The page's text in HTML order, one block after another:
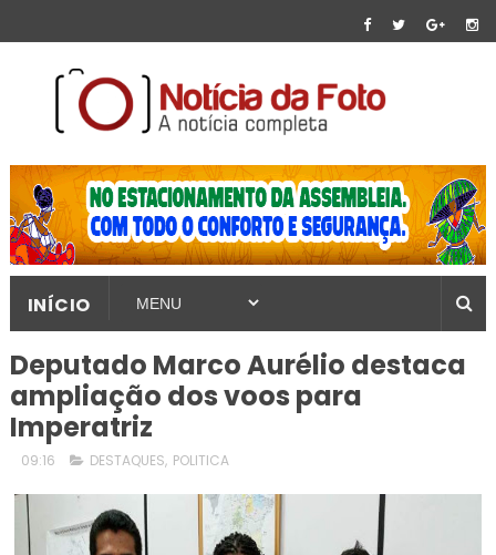
INÍCIO
Deputado Marco Aurélio destaca
ampliação dos voos para
Imperatriz
09:16 DESTAQUES, POLITICA